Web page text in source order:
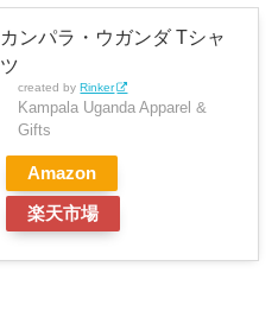
カンパラ・ウガンダ Tシャ
ツ
created byRinker
Kampala Uganda Apparel &
Gifts
Amazon
楽天市場